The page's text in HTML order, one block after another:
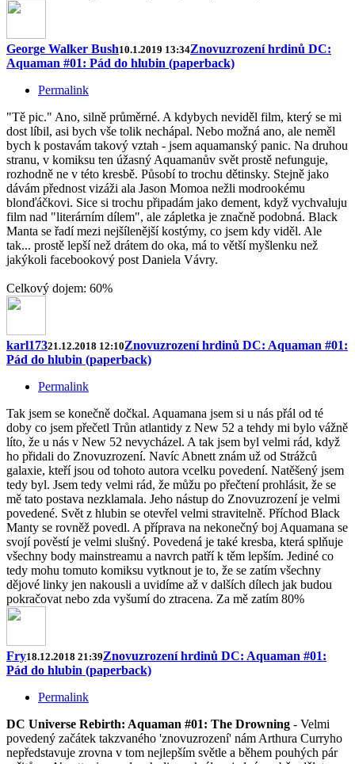
George Walker Bush10.1.2019 13:34Znovuzrození hrdinů DC:
Aquaman #01: Pád do hlubin (paperback)
Permalink
"Tě pic." Ano, silně průměrné. A kdybych neviděl film, který se mi
dost líbil, asi bych vše tolik nechápal. Nebo možná ano, ale neměl
bych k postavám takový vztah - jsem aquamanský panic. Na druhou
stranu, v komiksu ten úžasný Aquamanův svět prostě nefunguje,
rozhodně ne v této kresbě. Působí to trochu dětinsky. Stejně jako
dávám přednost vizáži ala Jason Momoa nežli modrookému
blonďáčkovi. Sice si trochu připadám jako dement, když vychvaluju
film nad "literárním dílem", ale zápletka je značně podobná. Black
Manta se řadí mezi nejšílenější kostýmy, co jsem kdy viděl. Ale
tak... prostě lepší než drátem do oka, má to větší myšlenku než
jakýkoli facebookový post Daniela Vávry.
Celkový dojem: 60%
karl17321.12.2018 12:10Znovuzrození hrdinů DC: Aquaman #01:
Pád do hlubin (paperback)
Permalink
Tak jsem se konečně dočkal. Aquamana jsem si u nás přál od té
doby co jsem přečetl Trůn atlantidy z New 52 a tehdy mi bylo vážně
líto, že u nás v New 52 nevycházel. A tak jsem byl velmi rád, když
ho přidali do Znovuzrození. Navíc Abnett znám už od Strážců
galaxie, kteří jsou od tohoto autora vcelku povedení. Natěšený jsem
tedy byl. Jsem tedy velmi rád, že můžu po přečtení prohlásit, že se
mě tato postava nezklamala. Jeho nástup do Znovuzrození je velmi
povedené. Svět z hlubin se otevřel velmi stravitelně. Příchod Black
Manty se rovněž povedl. A příprava na nekonečný boj Aquamana se
svojí pověstí je velmi slušný. Povedená je také kresba, která splňuje
všechny body mainstreamu a navrch patří k těm lepším. Jediné co
tedy mohu tomuto komiksu vytknout je to, že se zatím všechny
dějové linky jen nakousli a uvidíme až v dalších dílech jak budou
pokračovat nebo zda vyšumí do ztracena. Za mě zatím 80%
Fry18.12.2018 21:39Znovuzrození hrdinů DC: Aquaman #01:
Pád do hlubin (paperback)
Permalink
DC Universe Rebirth: Aquaman #01: The Drowning - Velmi
povedený začátek takzvaného 'znovuzrození' nám Arthura Curryho
nepředstavuje zrovna v tom nejlepším světle a během pouhých pár